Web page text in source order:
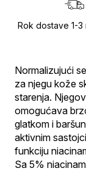
Rok dostave 1-3
Normalizujući
za njegu kože
starenja.
omogućava
glatkom i
aktivnim
funkciju
Sa 5%